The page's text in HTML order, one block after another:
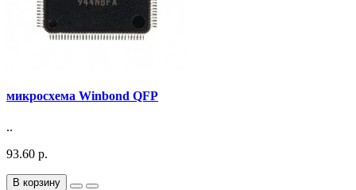
микросхема Winbond QFP
..
93.60 р.
В корзину